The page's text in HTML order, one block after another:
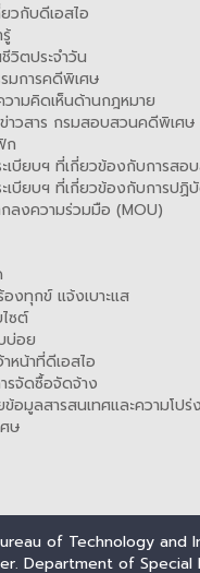
วกับดีเอสไอ
วิตประจำวัน
มการคดีพิเศษ
ามคิดเห็นด้านกฎหมาย
าวสาร กรมสอบสวนคดีพิเศษ
ก
เบียบฯ ที่เกี่ยวข้องกับการสอ
เบียบฯ ที่เกี่ยวข้องกับการปฏิบั
ลงความร่วมมือ (MOU)
องทุกข์ แจ้งเบาะแส
ซต์
บ่อย
าหน้าที่ดีเอสไอ
รจัดซื้อจัดจ้าง
ข้อมูลสารสนเทศและความโปร่
ษ
of Technology and
Department of Special